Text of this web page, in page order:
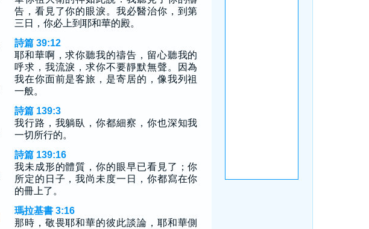
告，看見了你的眼淚。我必醫治你，到第
三日，你必上到耶和華的殿。
詩篇 39:12
耶和華啊，求你聽我的禱告，留心聽我的
呼求，我流淚，求你不要靜默無聲。因為
我在你面前是客旅，是寄居的，像我列祖
一般。
詩篇 139:3
我行路，我躺臥，你都細察，你也深知我
一切所行的。
詩篇 139:16
我未成形的體質，你的眼早已看見了；你
所定的日子，我尚未度一日，你都寫在你
的冊上了。
瑪拉基書 3:16
那時，敬畏耶和華的彼此談論，耶和華側